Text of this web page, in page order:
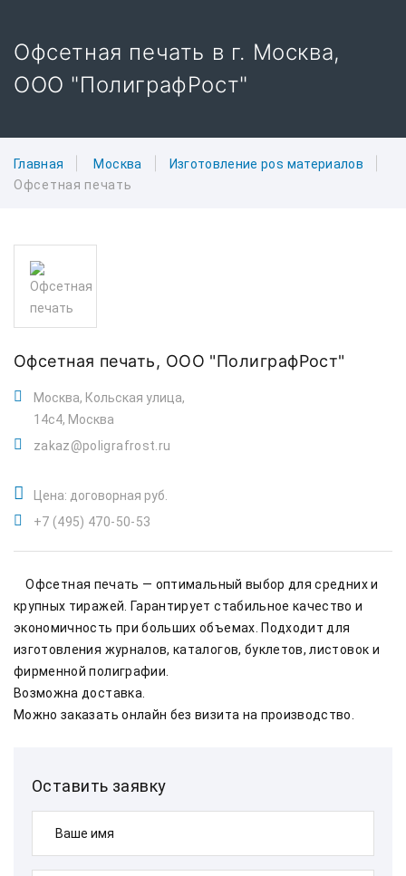
Офсетная печать в г. Москва,
ООО "ПолиграфРост"
Главная Москва
Изготовление pos материалов
Офсетная печать
Офсетная печать, ООО "ПолиграфРост"
Москва, Кольская улица,
14с4, Москва
zakaz@poligrafrost.ru
Цена: договорная руб.
+7 (495) 470-50-53
    Офсетная печать — оптимальный выбор для средних и
крупных тиражей. Гарантирует стабильное качество и
экономичность при больших объемах. Подходит для
изготовления журналов, каталогов, буклетов, листовок и
фирменной полиграфии.
Возможна доставка.
Можно заказать онлайн без визита на производство.
Оставить заявку
Ваше имя